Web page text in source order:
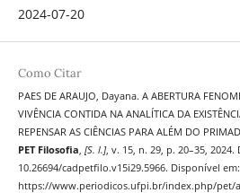
2024-07-20
Como Citar
PAES DE ARAUJO, Dayana. A ABERTURA
VIVÊNCIA CONTIDA NA ANALÍTICA DA
REPENSAR AS CIÊNCIAS PARA ALÉM DO
PET Filosofia [S. l.], v. 15, n. 29, p. 20–35, 2024.
10.26694/cadpetfilo.v15i29.5966. Disponível em:
https://www.periodicos.ufpi.br/index.php/pet/